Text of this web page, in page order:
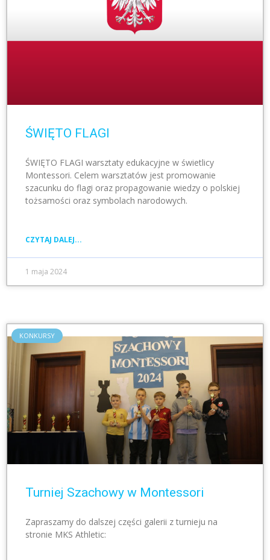
ŚWIĘTO FLAGI
ŚWIĘTO FLAGI warsztaty edukacyjne w świetlicy
Montessori. Celem warsztatów jest promowanie
szacunku do flagi oraz propagowanie wiedzy o polskiej
tożsamości oraz symbolach narodowych.
CZYTAJ DALEJ...
1 maja 2024
KONKURSY
Turniej Szachowy w Montessori
Zapraszamy do dalszej części galerii z turnieju na
stronie MKS Athletic: